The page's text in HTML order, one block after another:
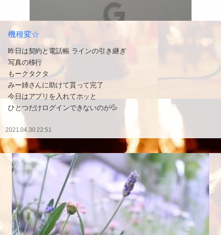
機種変☆
昨日は契約と電話帳 ラインの引き継ぎ
写真の移行
もークタクタ
みー姉さんに助けて貰って完了
今日はアプリを入れてホッと
ひとつだけログインできないのが💦
2021.04.30 22:51